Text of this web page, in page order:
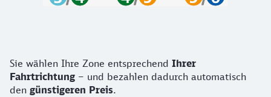
Tarifzonen im MVV
Sie wählen Ihre Zone entsprechend Ihrer
Fahrtrichtung – und bezahlen dadurch automatisch
den günstigeren Preis.